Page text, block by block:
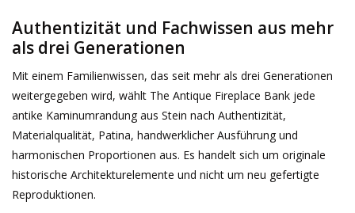
Authentizität und Fachwissen aus mehr
als drei Generationen
Mit einem Familienwissen, das seit mehr als drei Generationen
weitergegeben wird, wählt The Antique Fireplace Bank jede
antike Kaminumrandung aus Stein nach Authentizität,
Materialqualität, Patina, handwerklicher Ausführung und
harmonischen Proportionen aus. Es handelt sich um originale
historische Architekturelemente und nicht um neu gefertigte
Reproduktionen.